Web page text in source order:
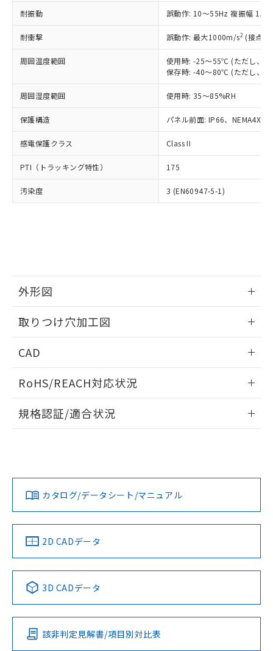
耐振動 誤動作: 10～55Hz 複振幅
耐衝撃 誤動作: 最大1000m/s2 (接点
周囲温度範囲
使用時: -25～55℃ (ただし、氷
保存時: -40～80℃ (ただし、氷
周囲湿度範囲 使用時: 35～85%RH
保護構造 パネル前面: IP66、NEMA4X,
感電保護クラス Class II
PTI（トラッキング特性） 175
汚染度 3 (EN60947-5-1)
外形図
取りつけ穴加工図
CAD
ドすることができます。
ログイン/会員登録
ダウンロードデータをご利用いただく前に、以下を必ずお読
みください。
ソフトウェアの使用条件
RoHS/REACH対応状況
EU RoHS 注意事項・凡例
対応済み
中国 RoHS 注意事項・凡例
Pb Hg Cd Cr(VI)
O
規格認証/適合状況
LR型式承認
（イギリス
船舶規格）
DNV型式承認
（ノルウェー
BV型式承認
（フランス
KR型式
（韓国
No No No No
この製品の規格認証/適合状況ページへ
その他の認証はこちらのページからご検索ください
カタログ/データシート/マニュアル
2D CADデータ
3D CADデータ
該非判定見解書/項目別対比表
正式な納期状況および標準価格はお客
様のお取引先、またはお客様担当のオ
ムロン制御機器販売店・当社販売員に
オムロン制御機器販売店や当社販売拠
販売ネットワーク
」をご確認
在庫状況および標準価格結果を当社の
示しないようお願いします。
マイパーツ機能（部品リスト作成サー
ビス）をご利用いただくには、I-Web
メンバーズにご登録されている必要が
お客様が当ウェブサイト上で当社にご
登録された部品リストについて、当社
の共同利用に関して"
の「1.共同利
指します。
ルベンジル（BBP） 1000ppm以下、フタル酸ジブチル
（DBP） 1000ppm以下、フタル酸ジイソブチル
但し、RoHS指令で産業用監視および制御機器に対する
フタル酸エステル類の４物質については閾値を超える意
図的な使用がないことを確認しています。
部品在庫の切り替え状況などにより、予定
月が前後することがあります。
※3 非含有証明書ダウンロード
51物質の非含有証明書（当社基準）
※本証明書は発行日時点で非含有を証明す
るもので、過去に遡って非含有を証明する
また、RoHS指令のフタル酸エステル類４
物質の対応では、対応完了までの期間は出
既に当社にて対応品への在庫切替を完了
していることから、特段のことがない限
り、2022年1月12日より割愛しておりま
す。
DBP(フタル酸ジブチル) : 1000ppm、 DIBP(フタル酸ジ
イソブチル) : 1000ppm、 BBP(フタル酸ブチルベンジ
「ｅ」：有害物質（10物質）のすべてが基
準値以下であることを示します。
「10」：通常の使用状況下において有害物
質が外部に漏えいし、環境に深刻な影響を
及ぼさない年数を意味します。
「－」：未確認です。当社販売部門へお問
全に破砕するなど、違法に輸出されな
いよう必要な手段を講じます。
当社は貴社製品を、核兵器、ミサイ
ル、化学兵器、生物兵器またはその他
武器並びにこれらの製造装置等に一切
当社は、貴社製品を第三者に販売する
場合は、上記1、2および3の内容を当
該第三者に通知します。また当社は、
販売先および販売に係わる関係者が違
法に輸出するおそれがある場合は、取
－
在庫なし(最新の在庫状況につ
いては、お客様のお取引先、ま
たはお客様担当のオムロン制御
機器販売店・当社販売員にご確
空
受注生産機種、また在庫状況の
情報を公開していない機種